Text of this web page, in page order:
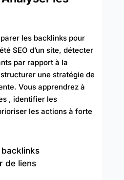
les backlinks pour
SEO d’un site, détecter
par rapport à la
une stratégie de
Vous apprendrez à
, identifier les
les actions à forte
de liens